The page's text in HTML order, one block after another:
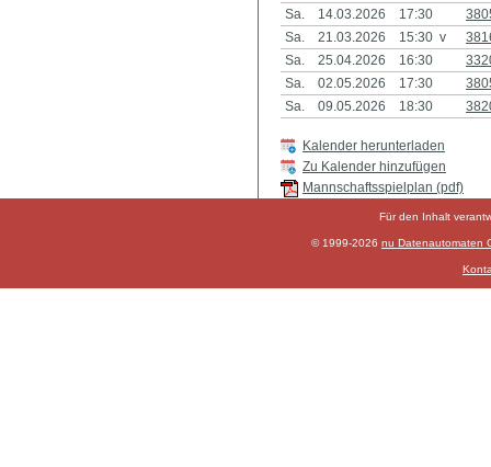
Sa.
14.03.2026 17:30
Sa.
21.03.2026 15:30 v
Sa.
25.04.2026 16:30
Sa.
02.05.2026 17:30
Sa.
09.05.2026 18:30
Kalender herunterladen
Zu Kalender hinzufügen
Mannschaftsspielplan (pdf)
Für den Inhalt
© 1999-2026 nu Datenautomaten